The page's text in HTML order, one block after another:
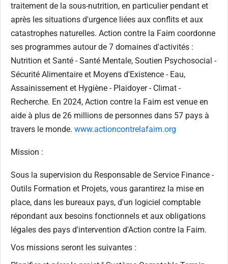
traitement de la sous-nutrition, en particulier pendant et
après les situations d'urgence liées aux conflits et aux
catastrophes naturelles. Action contre la Faim coordonne
ses programmes autour de 7 domaines d'activités :
Nutrition et Santé - Santé Mentale, Soutien Psychosocial -
Sécurité Alimentaire et Moyens d'Existence - Eau,
Assainissement et Hygiène - Plaidoyer - Climat -
Recherche. En 2024, Action contre la Faim est venue en
aide à plus de 26 millions de personnes dans 57 pays à
travers le monde. www.actioncontrelafaim.org
Mission :
Sous la supervision du Responsable de Service Finance -
Outils Formation et Projets, vous garantirez la mise en
place, dans les bureaux pays, d'un logiciel comptable
répondant aux besoins fonctionnels et aux obligations
légales des pays d'intervention d'Action contre la Faim.
Vos missions seront les suivantes :